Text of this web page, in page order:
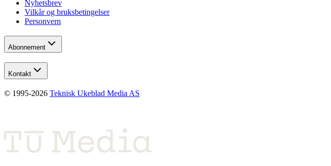
Nyhetsbrev
Vilkår og bruksbetingelser
Personvern
Abonnement
Kontakt
© 1995-2026 Teknisk Ukeblad Media AS